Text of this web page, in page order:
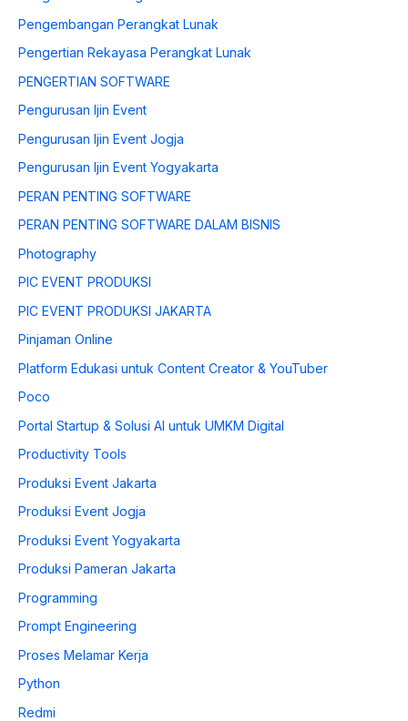
Pengembangan Perangkat Lunak
Pengertian Rekayasa Perangkat Lunak
PENGERTIAN SOFTWARE
Pengurusan Ijin Event
Pengurusan Ijin Event Jogja
Pengurusan Ijin Event Yogyakarta
PERAN PENTING SOFTWARE
PERAN PENTING SOFTWARE DALAM BISNIS
Photography
PIC EVENT PRODUKSI
PIC EVENT PRODUKSI JAKARTA
Pinjaman Online
Platform Edukasi untuk Content Creator & YouTuber
Poco
Portal Startup & Solusi AI untuk UMKM Digital
Productivity Tools
Produksi Event Jakarta
Produksi Event Jogja
Produksi Event Yogyakarta
Produksi Pameran Jakarta
Programming
Prompt Engineering
Proses Melamar Kerja
Python
Redmi